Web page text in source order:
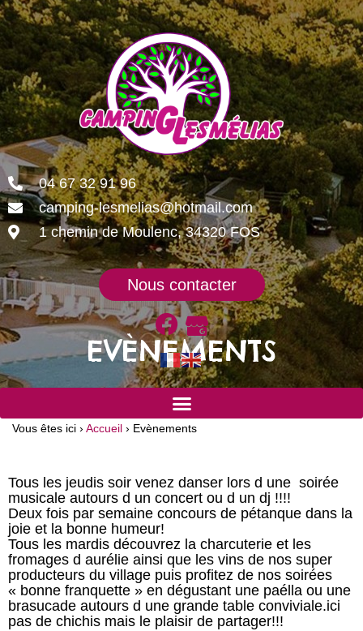
04 67 32 91 96
camping-lesmelias@hotmail.com
1 chemin de Moulenc, 34320 FOS
Nous contacter
EVÈNEMENTS
Vous êtes ici › Accueil › Evènements
Tous les jeudis soir venez danser lors d une soirée
musicale autours d un concert ou d un dj !!!!
Deux fois par semaine concours de pétanque dans la
joie et la bonne humeur!
Tous les mardis découvrez la charcuterie et les
fromages d aurélie ainsi que les vins de nos super
producteurs du village puis profitez de nos soirées
« bonne franquette » en dégustant une paélla ou une
brasucade autours d une grande table conviviale.ici
pas de chichis mais le plaisir de partager!!!